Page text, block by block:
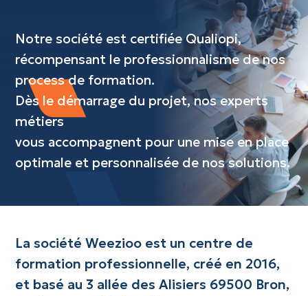
Notre société est certifiée Qualiopi,
récompensant le professionnalisme de nos
process de formation.
Dès le démarrage du projet, nos experts
métiers
vous accompagnent pour une mise en place
optimale et personnalisée de nos solutions.
La société Weezioo est un centre de
formation professionnelle, créé en 2016,
et basé au 3 allée des Alisiers 69500 Bron,